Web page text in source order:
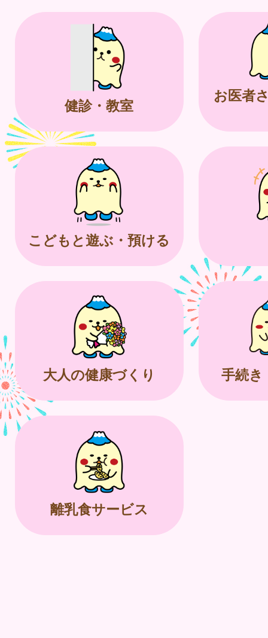
健診・教室
お医者
こどもと遊ぶ・預ける
大人の健康づくり 手続き
離乳食サービス